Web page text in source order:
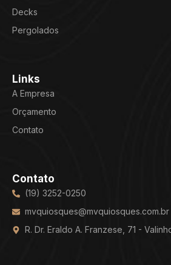
Decks
Pergolados
Links
A Empresa
Orçamento
Contato
Contato
(19) 3252-0250
mvquiosques@mvquiosques.com.br
R. Dr. Eraldo A. Franzese, 71 -